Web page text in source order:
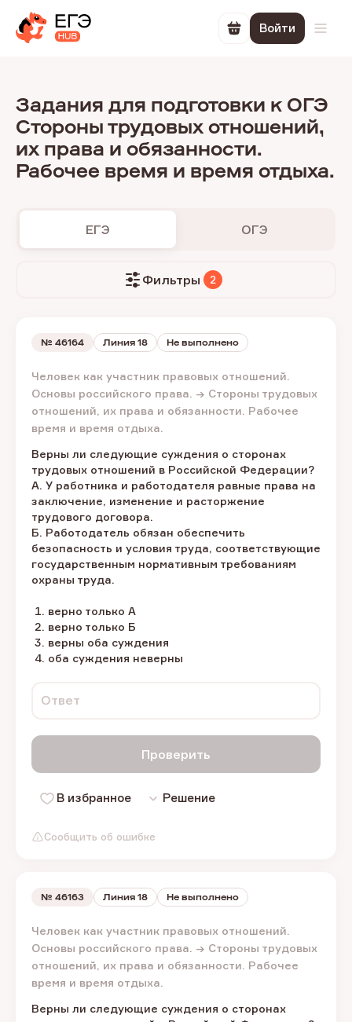
Перейти в
Войти
Задания для подготовки к ОГЭ
Стороны трудовых отношений,
их права и обязанности.
Рабочее время и время отдыха.
ЕГЭ ОГЭ
Фильтры 2
№ 46164 Линия 18 Не выполнено
Сообщить об ошибке
Человек как участник правовых отношений.
Основы российского права. → Стороны трудовых
отношений, их права и обязанности. Рабочее
время и время отдыха.
Верны ли следующие суждения о сторонах
трудовых отношений в Российской Федерации?
А. У работника и работодателя равные права на
заключение, изменение и расторжение
трудового договора.
Б. Работодатель обязан обеспечить
безопасность и условия труда, соответствующие
государственным нормативным требованиям
охраны труда.
верно только А
верно только Б
верны оба суждения
оба суждения неверны
Ответ
Проверить
В избранное Решение
№ 46163 Линия 18 Не выполнено
Человек как участник правовых отношений.
Основы российского права. → Стороны трудовых
отношений, их права и обязанности. Рабочее
время и время отдыха.
Верны ли следующие суждения о сторонах